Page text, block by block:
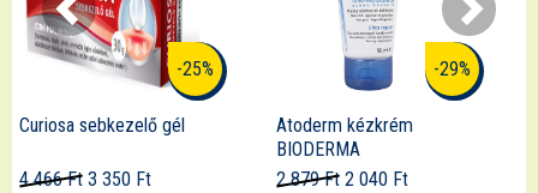
-29%
Atoderm kézkrém
2 879 Ft 2 040 Ft
-21%
Aurisclean fülspray
4 498 Ft 3 550 Ft